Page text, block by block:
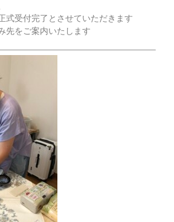
式受付完了とさせていただきます
先をご案内いたします